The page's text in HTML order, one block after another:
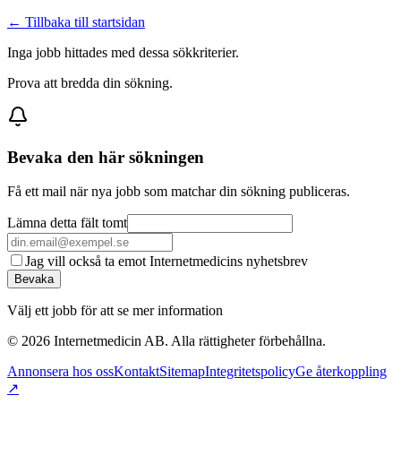
← Tillbaka till startsidan
Inga jobb hittades med dessa sökkriterier.
Prova att bredda din sökning.
Bevaka den här sökningen
Få ett mail när nya jobb som matchar din sökning publiceras.
Lämna detta fält tomt
Jag vill också ta emot Internetmedicins nyhetsbrev
Bevaka
Välj ett jobb för att se mer information
© 2026 Internetmedicin AB. Alla rättigheter förbehållna.
Annonsera hos ossKontaktSitemapIntegritetspolicyGe återkoppling
↗